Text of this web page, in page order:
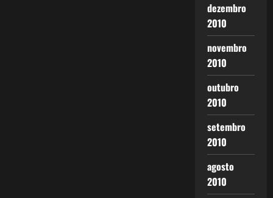
dezembro
2010
novembro
2010
outubro
2010
setembro
2010
agosto
2010